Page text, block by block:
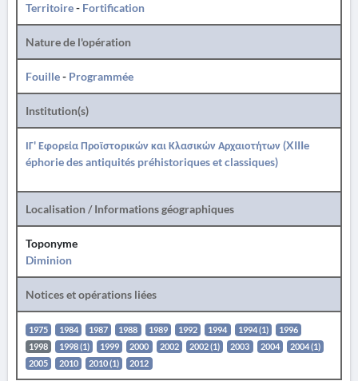
Territoire- Fortification
Nature de l'opération
Fouille- Programmée
Institution(s)
ΙΓ' Εφορεία Προϊστορικών και Κλασικών Αρχαιοτήτων (XIIIe
éphorie des antiquités préhistoriques et classiques)
Localisation / Informations géographiques
Toponyme
Diminion
Notices et opérations liées
1975 1984 1987 1988 1989 1992 1994 1994 (1)
1996
1998
1998 (1) 1999 2000 2002 2002 (1) 2003 2004
2004 (1)
2005
2010 2010 (1) 2012